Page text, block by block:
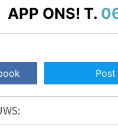
APP ONS! T.